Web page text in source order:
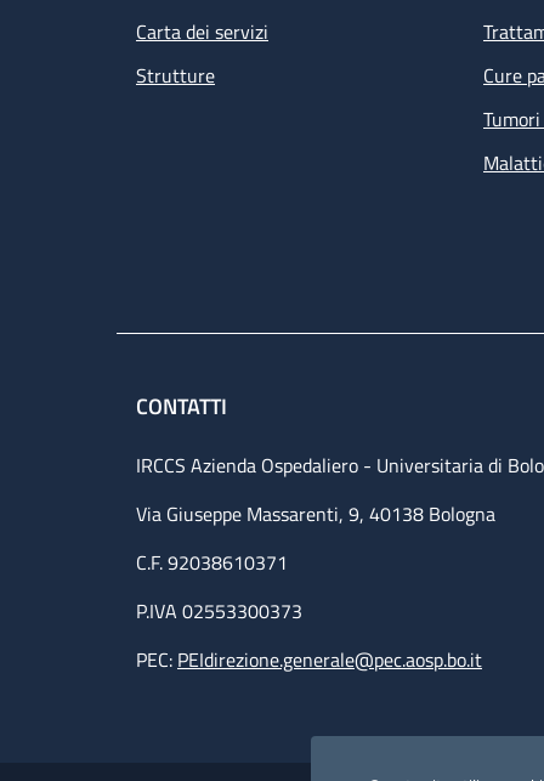
Carta dei servizi
Strutture
Cure
CONTATTI
IRCCS Azienda Ospedaliero - Universitaria di
Via Giuseppe Massarenti, 9, 40138 Bologna
C.F. 92038610371
P.IVA 02553300373
PEC: PEIdirezione.generale@pec.aosp.bo.it